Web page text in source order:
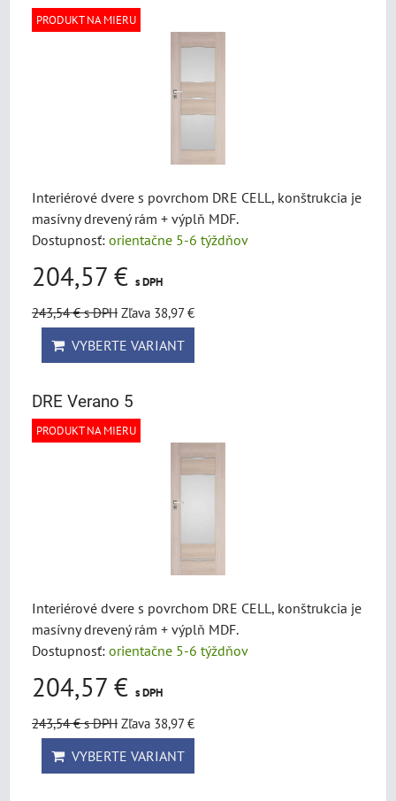
PRODUKT NA MIERU
Interiérové dvere s povrchom DRE CELL, konštrukcia je
masívny drevený rám + výplň MDF.
Dostupnosť: orientačne 5-6 týždňov
204,57 € s DPH
243,54 €s DPH Zľava 38,97 €
VYBERTE VARIANT
DRE Verano 5
PRODUKT NA MIERU
Interiérové dvere s povrchom DRE CELL, konštrukcia je
masívny drevený rám + výplň MDF.
Dostupnosť: orientačne 5-6 týždňov
204,57 € s DPH
243,54 €s DPH Zľava 38,97 €
VYBERTE VARIANT